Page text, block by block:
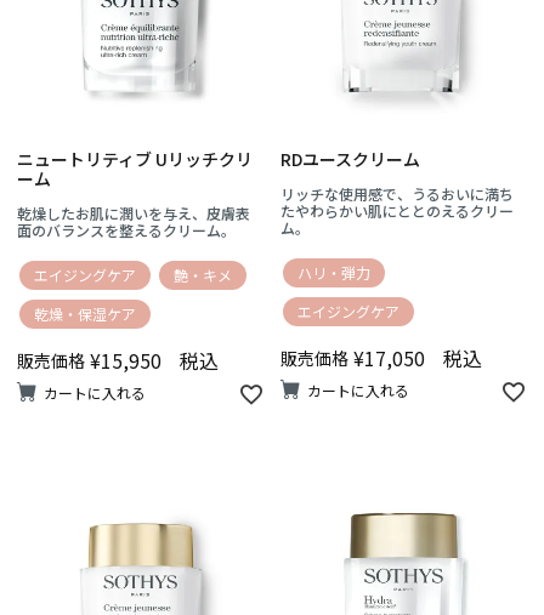
乾燥したお肌に潤いを与え、皮膚表
面のバランスを整えるクリーム。
ニュートリティブ Uリッチクリ
ーム
エイジングケア
艶・キメ
乾燥・保湿ケア
販売価格 ¥15,950 税込
カートに入れる
リッチな使用感で、うるおいに満ち
たやわらかい肌にととのえるクリー
ム。
RDユースクリーム
ハリ・弾力
エイジングケア
販売価格 ¥17,050 税込
カートに入れる